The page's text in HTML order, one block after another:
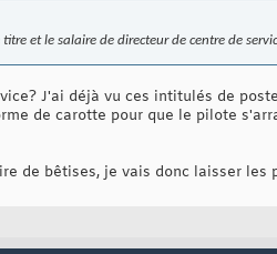
et le salaire de directeur de centre de
J'ai déjà vu ces intitulés de
de carotte pour que le pilote
de bêtises, je vais donc laisser les